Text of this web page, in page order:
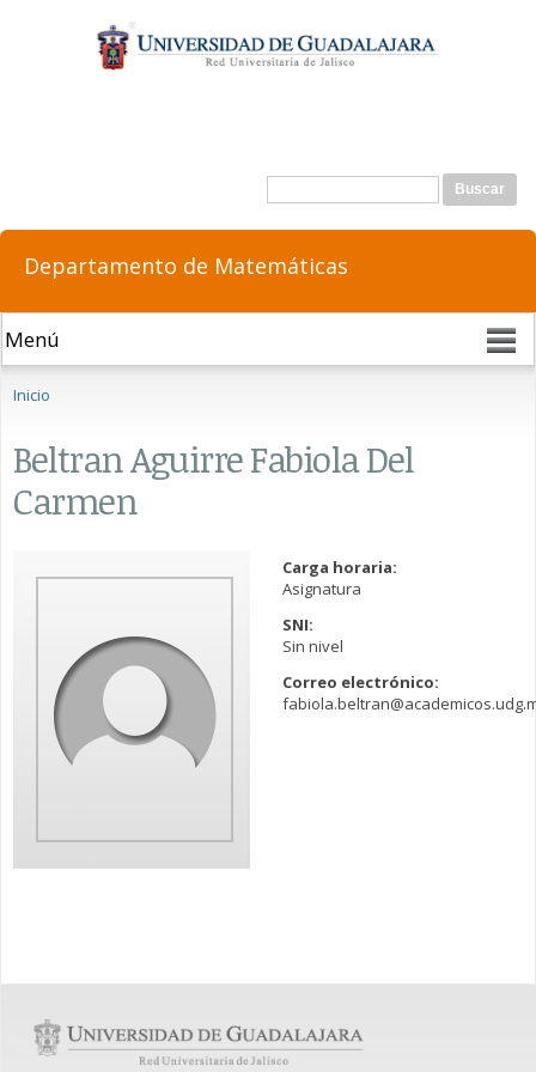
contenido
principal
Formulario de búsqueda
Buscar
Departamento de Matemáticas
Inicio
Beltran Aguirre Fabiola Del
Carmen
Carga horaria:
Asignatura
SNI:
Sin nivel
Correo electrónico: